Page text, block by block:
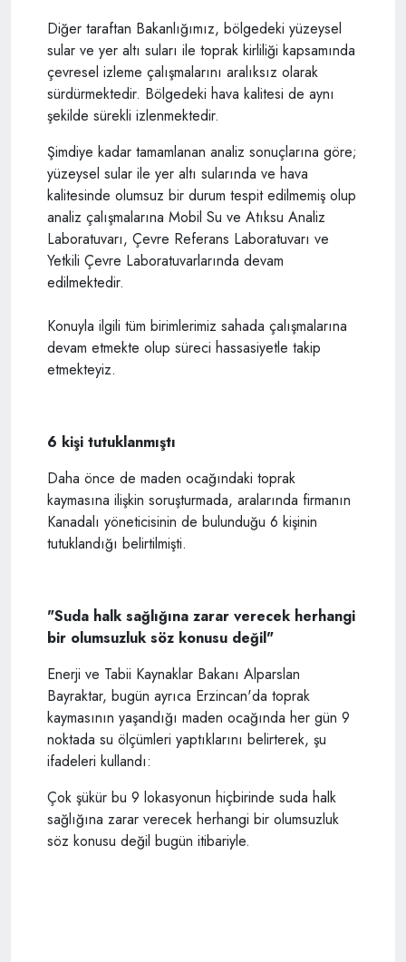
Diğer taraftan Bakanlığımız, bölgedeki yüzeysel
sular ve yer altı suları ile toprak kirliliği kapsamında
çevresel izleme çalışmalarını aralıksız olarak
sürdürmektedir. Bölgedeki hava kalitesi de aynı
şekilde sürekli izlenmektedir.
Şimdiye kadar tamamlanan analiz sonuçlarına göre;
yüzeysel sular ile yer altı sularında ve hava
kalitesinde olumsuz bir durum tespit edilmemiş olup
analiz çalışmalarına Mobil Su ve Atıksu Analiz
Laboratuvarı, Çevre Referans Laboratuvarı ve
Yetkili Çevre Laboratuvarlarında devam
edilmektedir.
Konuyla ilgili tüm birimlerimiz sahada çalışmalarına
devam etmekte olup süreci hassasiyetle takip
etmekteyiz.
6 kişi tutuklanmıştı
Daha önce de maden ocağındaki toprak
kaymasına ilişkin soruşturmada, aralarında firmanın
Kanadalı yöneticisinin de bulunduğu 6 kişinin
tutuklandığı belirtilmişti.
"Suda halk sağlığına zarar verecek herhangi
bir olumsuzluk söz konusu değil"
Enerji ve Tabii Kaynaklar Bakanı Alparslan
Bayraktar, bugün ayrıca Erzincan'da toprak
kaymasının yaşandığı maden ocağında her gün 9
noktada su ölçümleri yaptıklarını belirterek, şu
ifadeleri kullandı:
Çok şükür bu 9 lokasyonun hiçbirinde suda halk
sağlığına zarar verecek herhangi bir olumsuzluk
söz konusu değil bugün itibariyle.